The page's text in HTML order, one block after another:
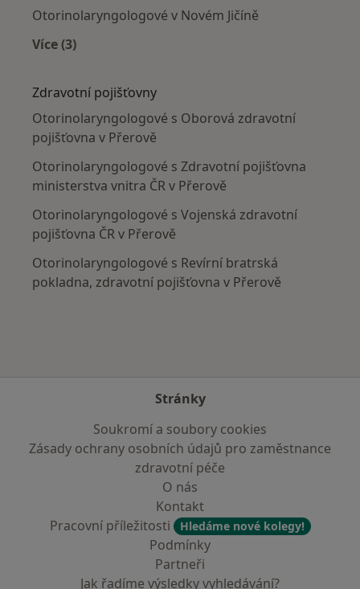
Otorinolaryngologové v Novém Jičíně
Více (3)
Zdravotní pojišťovny
Otorinolaryngologové s Oborová zdravotní
pojišťovna v Přerově
Otorinolaryngologové s Zdravotní pojišťovna
ministerstva vnitra ČR v Přerově
Otorinolaryngologové s Vojenská zdravotní
pojišťovna ČR v Přerově
Otorinolaryngologové s Revírní bratrská
pokladna, zdravotní pojišťovna v Přerově
Stránky
Soukromí a soubory cookies
Zásady ochrany osobních údajů pro zaměstnance
zdravotní péče
O nás
Kontakt
Pracovní příležitosti
Hledáme nové kolegy!
Podmínky
Partneři
Jak řadíme výsledky vyhledávání?